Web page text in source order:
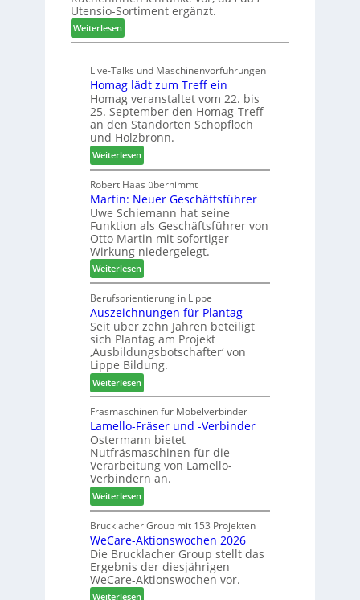
s
t
e
e
n
a
u
s
e
i
s
f
ü
r
W
e
m
h
ö
n
e
r
Utensio-Sortiment ergänzt.
Weiterlesen:
K
c
h
e
n
s
t
a
u
r
a
u
m
-
S
o
r
t
i
m
e
n
t
Live-Talks und Maschinenvorführungen
Homag lädt zum Treff ein
Homag veranstaltet vom 22. bis
25. September den Homag-Treff
an den Standorten Schopfloch
und Holzbronn.
Weiterlesen:
H
o
m
a
g
l
ä
d
t
z
u
m
T
r
e
f
f
e
i
n
Robert Haas übernimmt
Martin: Neuer Geschäftsführer
Uwe Schiemann hat seine
Funktion als Geschäftsführer von
Otto Martin mit sofortiger
Wirkung niedergelegt.
Weiterlesen:
M
a
r
t
i
n
:
N
e
u
e
r
G
e
s
c
h
ä
f
t
s
f
Berufsorientierung in Lippe
Auszeichnungen für Plantag
Seit über zehn Jahren beteiligt
sich Plantag am Projekt
‚Ausbildungsbotschafter‘ von
Lippe Bildung.
Weiterlesen:
A
u
s
z
e
i
c
h
n
u
n
g
e
n
Fräsmaschinen für Möbelverbinder
Lamello-Fräser und -Verbinder
Ostermann bietet
Nutfräsmaschinen für die
Verarbeitung von Lamello-
Verbindern an.
Weiterlesen:
L
a
m
e
l
l
o
Brucklacher Group mit 153 Projekten
WeCare-Aktionswochen 2026
Die Brucklacher Group stellt das
Ergebnis der diesjährigen
WeCare-Aktionswochen vor.
Weiterlesen: